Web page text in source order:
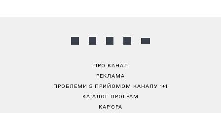
ПРО КАНАЛ
РЕКЛАМА
ПРОБЛЕМИ З ПРИЙОМОМ КАНАЛУ 1+1
КАТАЛОГ ПРОГРАМ
КАР’ЄРА